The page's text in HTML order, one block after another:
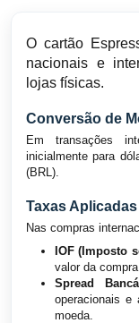
O cartão
nacionais e
lojas físicas.
Conversão de
Em transações
inicialmente para
(BRL).
Taxas Aplicadas
Nas compras
IOF (Imposto
valor da
Spread
operacionais e
moeda.